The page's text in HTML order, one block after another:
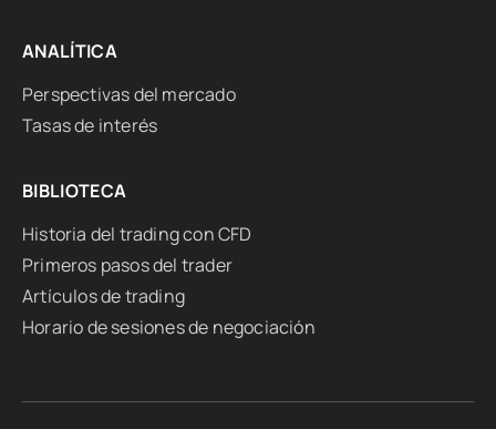
ANALÍTICA
Perspectivas del mercado
Tasas de interés
BIBLIOTECA
Historia del trading con CFD
Primeros pasos del trader
Artículos de trading
Horario de sesiones de negociación